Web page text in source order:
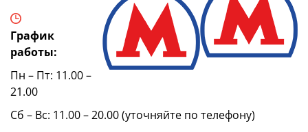
График
работы:
Пн – Пт: 11.00 –
21.00
Сб – Вс: 11.00 – 20.00 (уточняйте по телефону)